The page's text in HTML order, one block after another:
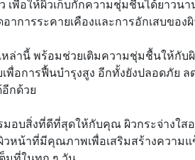
เพื่อให้ผิวเก็บกักความชุ่มชื้นได้ยาวน
าการระคายเคืองและการอักเสบขอ
ล่านี้ พร้อมช่วยเติมความชุ่มชื้นให้กับ
อการฟื้นบำรุงสูง อีกทั้งยังปลอดภัย ล
กด้วย
รมอบสิ่งที่ดีที่สุดให้กับคุณ ผิวกระจ่างใ
วหน้าที่มีคุณภาพเพื่อเสริมสร้างความ